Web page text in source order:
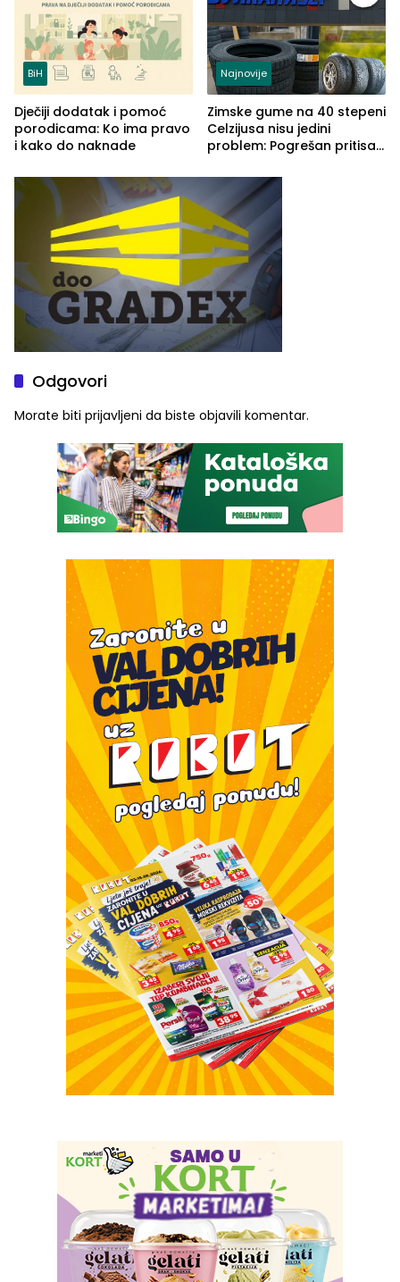
BiH
Dječiji dodatak i pomoć
porodicama: Ko ima pravo
i kako do naknade
Najnovije
Zimske gume na 40 stepeni
Celzijusa nisu jedini
problem: Pogrešan pritisak
Odgovori
Morate biti prijavljeni da biste objavili komentar.